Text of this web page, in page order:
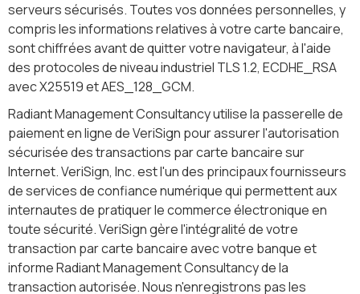
serveurs sécurisés. Toutes vos données personnelles, y
compris les informations relatives à votre carte bancaire,
sont chiffrées avant de quitter votre navigateur, à l'aide
des protocoles de niveau industriel TLS 1.2, ECDHE_RSA
avec X25519 et AES_128_GCM.
Radiant Management Consultancy utilise la passerelle de
paiement en ligne de VeriSign pour assurer l'autorisation
sécurisée des transactions par carte bancaire sur
Internet. VeriSign, Inc. est l'un des principaux fournisseurs
de services de confiance numérique qui permettent aux
internautes de pratiquer le commerce électronique en
toute sécurité. VeriSign gère l'intégralité de votre
transaction par carte bancaire avec votre banque et
informe Radiant Management Consultancy de la
transaction autorisée. Nous n'enregistrons pas les